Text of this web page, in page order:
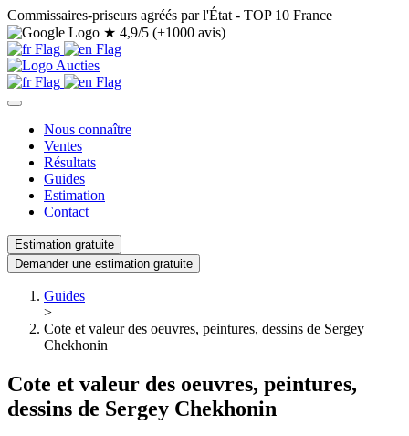
Commissaires-priseurs agréés par l'État - TOP 10 France
★ 4,9/5 (+1000 avis)
Nous connaître
Ventes
Résultats
Guides
Estimation
Contact
Estimation gratuite
Demander une estimation gratuite
Guides
>
Cote et valeur des oeuvres, peintures, dessins de Sergey
Chekhonin
Cote et valeur des oeuvres, peintures,
dessins de Sergey Chekhonin